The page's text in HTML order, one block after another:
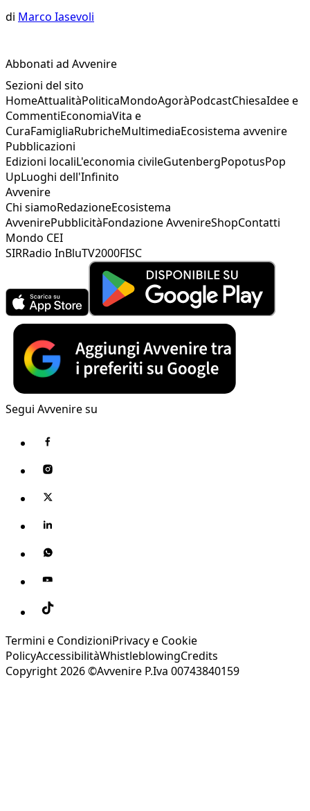
di Marco Iasevoli
Abbonati ad Avvenire
Sezioni del sito
HomeAttualitàPoliticaMondoAgoràPodcastChiesaIdee e
CommentiEconomiaVita e
CuraFamigliaRubricheMultimediaEcosistema avvenire
Pubblicazioni
Edizioni localiL'economia civileGutenbergPopotusPop
UpLuoghi dell'Infinito
Avvenire
Chi siamoRedazioneEcosistema
AvvenirePubblicitàFondazione AvvenireShopContatti
Mondo CEI
SIRRadio InBluTV2000FISC
Segui Avvenire su
Termini e CondizioniPrivacy e Cookie
PolicyAccessibilitàWhistleblowingCredits
Copyright 2026 ©Avvenire P.Iva 00743840159